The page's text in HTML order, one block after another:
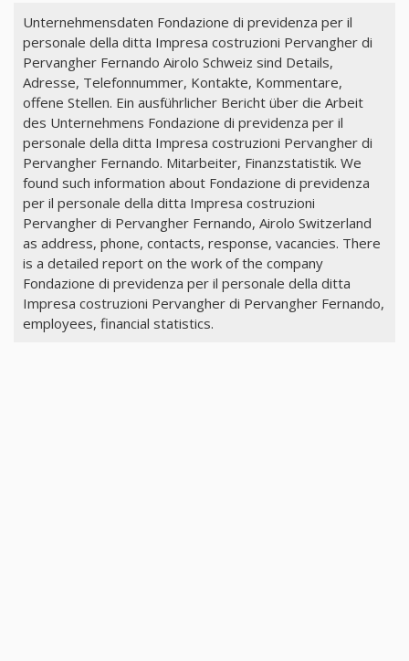
Unternehmensdaten Fondazione di previdenza per il
personale della ditta Impresa costruzioni Pervangher di
Pervangher Fernando Airolo Schweiz sind Details,
Adresse, Telefonnummer, Kontakte, Kommentare,
offene Stellen. Ein ausführlicher Bericht über die Arbeit
des Unternehmens Fondazione di previdenza per il
personale della ditta Impresa costruzioni Pervangher di
Pervangher Fernando. Mitarbeiter, Finanzstatistik. We
found such information about Fondazione di previdenza
per il personale della ditta Impresa costruzioni
Pervangher di Pervangher Fernando, Airolo Switzerland
as address, phone, contacts, response, vacancies. There
is a detailed report on the work of the company
Fondazione di previdenza per il personale della ditta
Impresa costruzioni Pervangher di Pervangher Fernando,
employees, financial statistics.